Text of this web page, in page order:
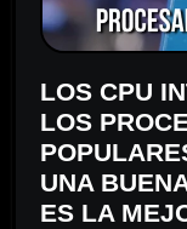
LOS CPU
LOS
UNA
ES LA